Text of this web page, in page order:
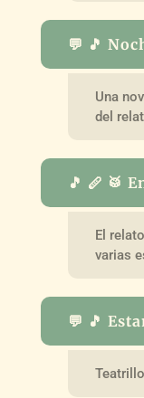
💬 🎵
Una
del
🎵 🪈 🥁
El
varias
💬 🎵